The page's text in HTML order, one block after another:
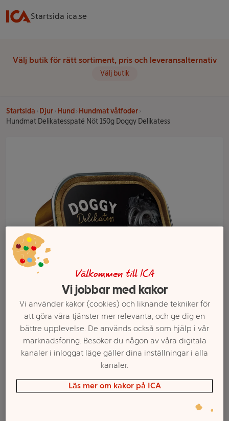
Startsida ica.se
Välj butik för rätt sortiment, pris och leveransalternativ
Välj butik
Startsida Djur Hund
Hundmat våtfoder
Hundmat Delikatesspaté Nöt 150g Doggy Delikatess
Välj butik och handla
Sortimentet kan variera mellan butikerna
Välkommen till ICA
Vi jobbar med kakor
Vi använder kakor (cookies) och liknande tekniker för
att göra våra tjänster mer relevanta, och ge dig en
bättre upplevelse. De används också som hjälp i vår
marknadsföring. Besöker du någon av våra digitala
kanaler i inloggat läge gäller dina inställningar i alla
kanaler.
Läs mer om kakor på ICA